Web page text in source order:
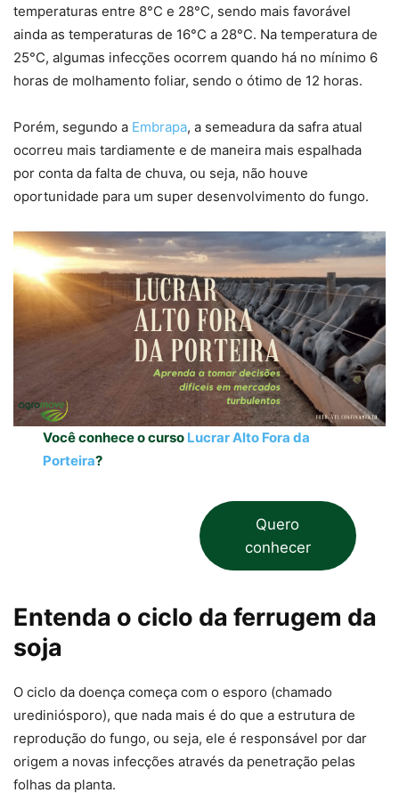
temperaturas entre 8°C e 28°C, sendo mais favorável
ainda as temperaturas de 16°C a 28°C. Na temperatura de
25°C, algumas infecções ocorrem quando há no mínimo 6
horas de molhamento foliar, sendo o ótimo de 12 horas.
Porém, segundo a Embrapa, a semeadura da safra atual
ocorreu mais tardiamente e de maneira mais espalhada
por conta da falta de chuva, ou seja, não houve
oportunidade para um super desenvolvimento do fungo.
Você conhece o curso Lucrar Alto Fora da
Porteira?
Quero
conhecer
Entenda o ciclo da ferrugem da
soja
O ciclo da doença começa com o esporo (chamado
urediniósporo), que nada mais é do que a estrutura de
reprodução do fungo, ou seja, ele é responsável por dar
origem a novas infecções através da penetração pelas
folhas da planta.